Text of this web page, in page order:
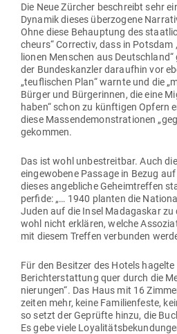
Die Neue Zürcher beschreibt sehr
Dynamik dieses über­zogene
Ohne diese Behauptung des
cheurs“ Cor­rectiv, dass in
lionen Men­schen aus
der Bun­des­kanzler dar­aufhin vor
„teuf­li­schen Plan“ warnte und die
Bürger und Bür­ge­rinnen, die eine
haben“ schon zu künf­tigen Opfern
diese Mas­sen­de­mons­tra­tionen
gekommen.
Das ist wohl unbe­streitbar. Auch
ein­ge­wobene Passage in Bezug
dieses angeb­liche Geheim­treffen
perfide: „… 1940 planten die
Juden auf die Insel Mada­gaskar zu
wohl nicht erklären, welche
mit diesem Treffen ver­bunden
Für den Besitzer des Hotels
Bericht­erstattung quer durch die
nie­rungen“. Das Haus mit 16
zeiten mehr, keine Fami­li­en­feste,
so setzt der Geprüfte hinzu, die
Es gebe viele